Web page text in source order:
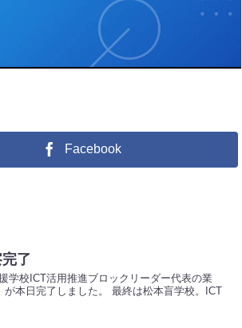
Facebook
了
学校ICT活用推進ブロックリーダー代表の業
本日完了しました。 最終は松本盲学校。ICT